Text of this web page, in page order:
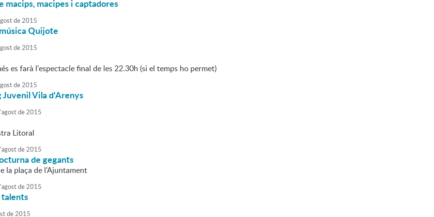
macips, macipes i captadores
de2015
Quijote
de2015
es farà l'espectacle final de les 22.30h (si el temps ho permet)
de2015
Juvenil Vila d'Arenys
agostde2015
Litoral
agostde2015
de gegants
la plaça de l'Ajuntament
agostde2015
de2015